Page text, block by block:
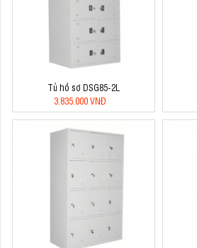
Tủ hồ sơ DSG85-2L
3.835.000 VNĐ